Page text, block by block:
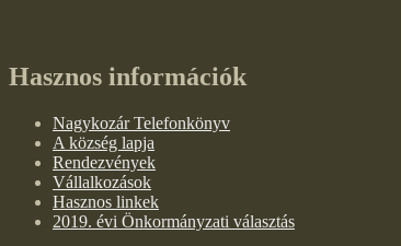
Hasznos információk
Nagykozár Telefonkönyv
A község lapja
Rendezvények
Vállalkozások
Hasznos linkek
2019. évi Önkormányzati választás